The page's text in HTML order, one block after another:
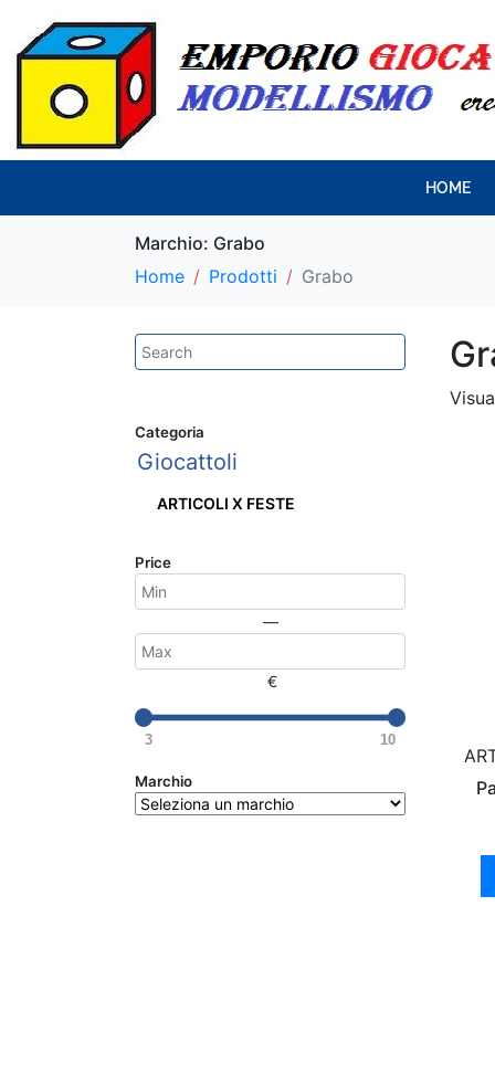
HOME
Marchio: Grabo
Home
Prodotti Grabo
Categoria
Giocattoli
ARTICOLI X FESTE
Price
—
€
3 10
Marchio